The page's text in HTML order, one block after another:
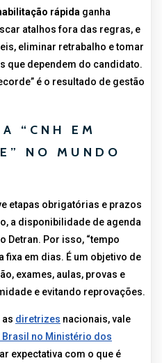
rápida ganha
atalhos fora das regras, e
eliminar retrabalho e tomar
que dependem do candidato.
é o resultado de gestão
“CNH EM
NO MUNDO
etapas obrigatórias e prazos
a disponibilidade de agenda
Detran. Por isso, “tempo
fixa em dias. É um objetivo de
exames, aulas, provas e
e evitando reprovações.
as diretrizes nacionais, vale
Brasil no Ministério dos
expectativa com o que é